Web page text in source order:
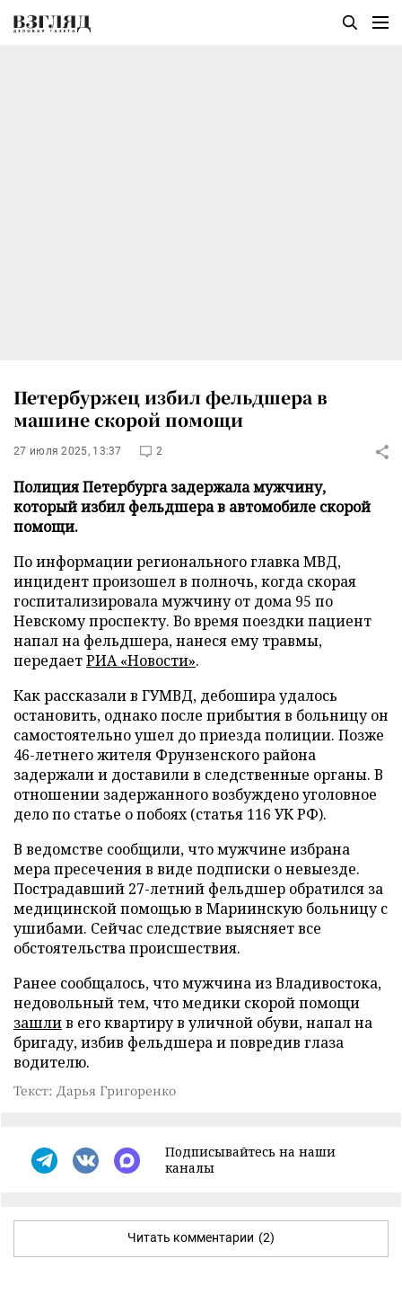
Петербуржец избил фельдшера в
машине скорой помощи
27 июля 2025, 13:37 2
Полиция Петербурга задержала мужчину,
который избил фельдшера в автомобиле скорой
помощи.
По информации регионального главка МВД,
инцидент произошел в полночь, когда скорая
госпитализировала мужчину от дома 95 по
Невскому проспекту. Во время поездки пациент
напал на фельдшера, нанеся ему травмы,
передаетРИА «Новости».
Как рассказали в ГУМВД, дебошира удалось
остановить, однако после прибытия в больницу он
самостоятельно ушел до приезда полиции. Позже
46-летнего жителя Фрунзенского района
задержали и доставили в следственные органы. В
отношении задержанного возбуждено уголовное
дело по статье о побоях (статья 116 УК РФ).
В ведомстве сообщили, что мужчине избрана
мера пресечения в виде подписки о невыезде.
Пострадавший 27-летний фельдшер обратился за
медицинской помощью в Мариинскую больницу с
ушибами. Сейчас следствие выясняет все
обстоятельства происшествия.
Ранее сообщалось, что мужчина из Владивостока,
недовольный тем, что медики скорой помощи
зашлив его квартиру в уличной обуви, напал на
бригаду, избив фельдшера и повредив глаза
водителю.
Текст: Дарья Григоренко
Подписывайтесь на наши
каналы
Читать комментарии (2)